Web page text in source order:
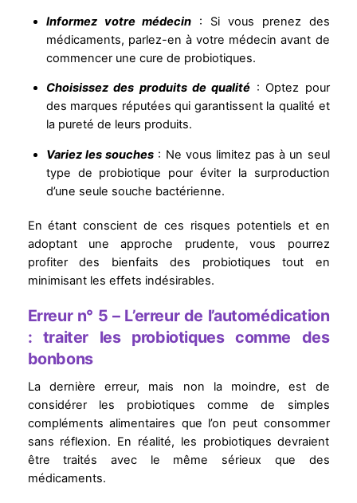
Informez votre médecin : Si vous prenez des
médicaments, parlez-en à votre médecin avant de
commencer une cure de probiotiques.
Choisissez des produits de qualité : Optez pour
des marques réputées qui garantissent la qualité et
la pureté de leurs produits.
Variez les souches : Ne vous limitez pas à un seul
type de probiotique pour éviter la surproduction
d’une seule souche bactérienne.
En étant conscient de ces risques potentiels et en
adoptant une approche prudente, vous pourrez
profiter des bienfaits des probiotiques tout en
minimisant les effets indésirables.
Erreur n° 5 – L’erreur de l’automédication
: traiter les probiotiques comme des
bonbons
La dernière erreur, mais non la moindre, est de
considérer les probiotiques comme de simples
compléments alimentaires que l’on peut consommer
sans réflexion. En réalité, les probiotiques devraient
être traités avec le même sérieux que des
médicaments.